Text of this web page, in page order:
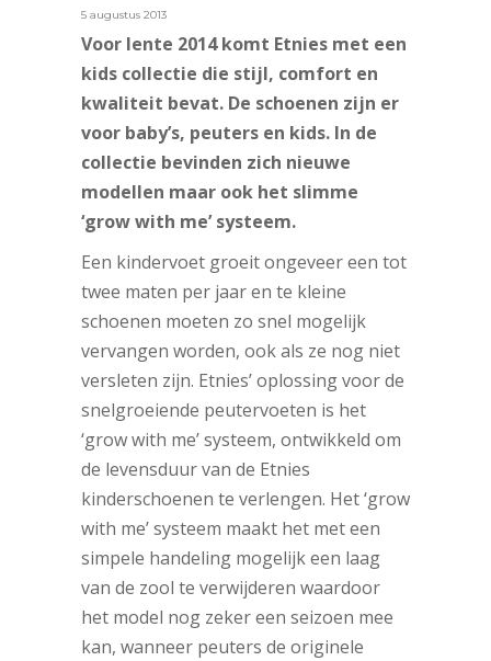
5 augustus 2013
Voor lente 2014 komt Etnies met een
kids collectie die stijl, comfort en
kwaliteit bevat. De schoenen zijn er
voor baby’s, peuters en kids. In de
collectie bevinden zich nieuwe
modellen maar ook het slimme
‘grow with me’ systeem.
Een kindervoet groeit ongeveer een tot
twee maten per jaar en te kleine
schoenen moeten zo snel mogelijk
vervangen worden, ook als ze nog niet
versleten zijn. Etnies’ oplossing voor de
snelgroeiende peutervoeten is het
‘grow with me’ systeem, ontwikkeld om
de levensduur van de Etnies
kinderschoenen te verlengen. Het ‘grow
with me’ systeem maakt het met een
simpele handeling mogelijk een laag
van de zool te verwijderen waardoor
het model nog zeker een seizoen mee
kan, wanneer peuters de originele